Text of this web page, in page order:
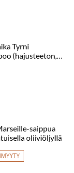
Tyrni
(hajusteeton,
saippua
oliiviöljyllä